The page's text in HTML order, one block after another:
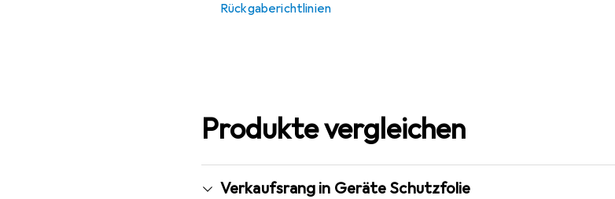
Rückgaberichtlinien
Produkte vergleichen
Verkaufsrang in Geräte Schutzfolie